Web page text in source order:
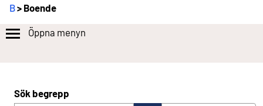
B> Boende
Öppna menyn
Sök begrepp